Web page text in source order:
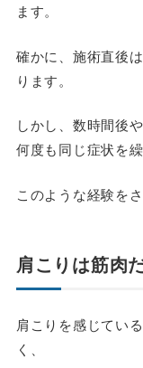
ます。
確かに、施術直後
ります。
しかし、数時間後
何度も同じ症状を繰
このような経験を
肩こりは筋肉
肩こりを感じてい
く、